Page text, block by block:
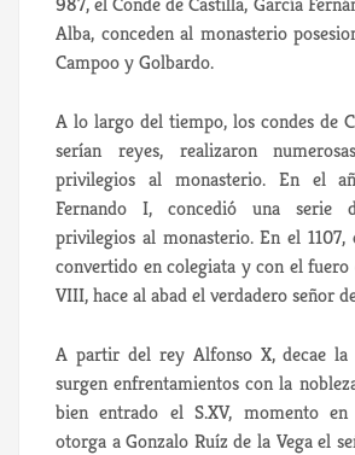
Alba, conceden al monasterio
Campoo y Golbardo.
A lo largo del tiempo, los condes de
serían reyes, realizaron
privilegios al monasterio. En el
Fernando I, concedió una serie
privilegios al monasterio. En el 1107,
convertido en colegiata y con el
VIII, hace al abad el verdadero señor
A partir del rey Alfonso X, decae
surgen enfrentamientos con la
bien entrado el S.XV, momento
otorga a Gonzalo Ruíz de la Vega el